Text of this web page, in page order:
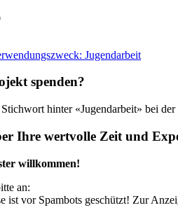
Jugendarbeit
spenden?
hinter «Jugendarbeit» bei
Ihre wertvolle Zeit und
willkommen!
an:
ist vor Spambots geschützt! Zur